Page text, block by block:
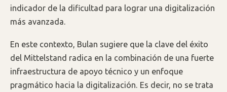
indicador de la dificultad para lograr una digitalización
más avanzada.
En este contexto, Bulan sugiere que la clave del éxito
del Mittelstand radica en la combinación de una fuerte
infraestructura de apoyo técnico y un enfoque
pragmático hacia la digitalización. Es decir, no se trata